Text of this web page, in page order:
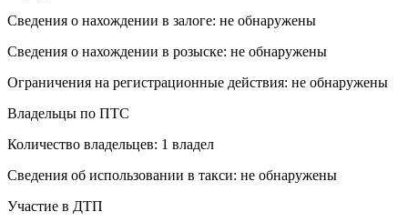
Сведения о нахождении в залоге: не обнаружены
Сведения о нахождении в розыске: не обнаружены
Ограничения на регистрационные действия: не обнаружены
Владельцы по ПТС
Количество владельцев: 1 владел
Сведения об использовании в такси: не обнаружены
Участие в ДТП